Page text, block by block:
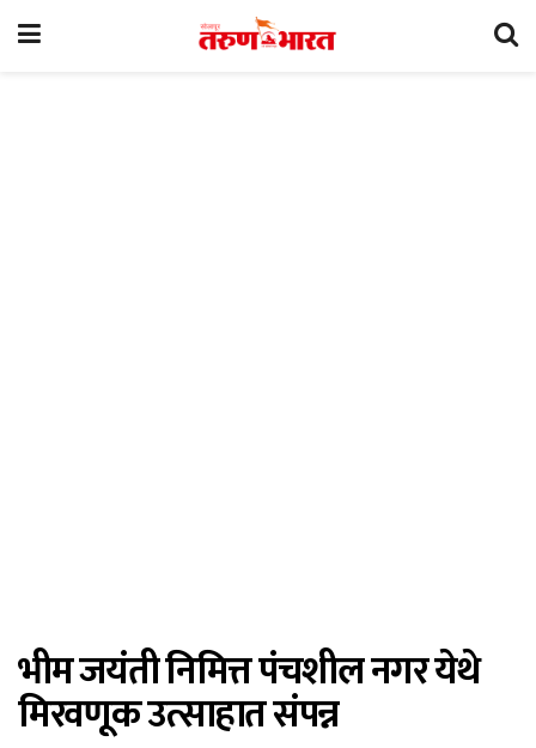
भीम जयंती निमित्त पंचशील नगर येथे
मिरवणूक उत्साहात संपन्न